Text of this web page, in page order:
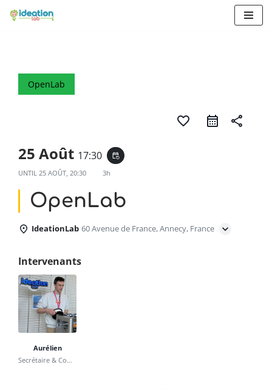
OpenLab
favorite_border share
25 Août 17:30 event_repeat
UNTIL 25 AOÛT, 20:30 3h
OpenLab
IdeationLab 60 Avenue de France, Annecy, France
Intervenants
Aurélien
Secrétaire & Communication